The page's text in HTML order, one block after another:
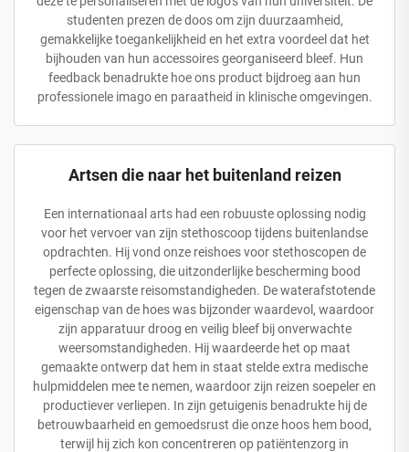
studenten prezen de doos om zijn duurzaamheid,
gemakkelijke toegankelijkheid en het extra voordeel dat het
bijhouden van hun accessoires georganiseerd bleef. Hun
feedback benadrukte hoe ons product bijdroeg aan hun
professionele imago en paraatheid in klinische omgevingen.
Artsen die naar het buitenland reizen
Een internationaal arts had een robuuste oplossing nodig
voor het vervoer van zijn stethoscoop tijdens buitenlandse
opdrachten. Hij vond onze reishoes voor stethoscopen de
perfecte oplossing, die uitzonderlijke bescherming bood
tegen de zwaarste reisomstandigheden. De waterafstotende
eigenschap van de hoes was bijzonder waardevol, waardoor
zijn apparatuur droog en veilig bleef bij onverwachte
weersomstandigheden. Hij waardeerde het op maat
gemaakte ontwerp dat hem in staat stelde extra medische
hulpmiddelen mee te nemen, waardoor zijn reizen soepeler en
productiever verliepen. In zijn getuigenis benadrukte hij de
betrouwbaarheid en gemoedsrust die onze hoos hem bood,
terwijl hij zich kon concentreren op patiëntenzorg in